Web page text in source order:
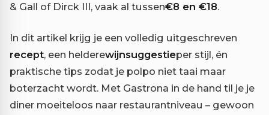
& Gall of Dirck III, vaak al tussen€8 en €18.
In dit artikel krijg je een volledig uitgeschreven
recept, een helderewijnsuggestieper stijl, én
praktische tips zodat je polpo niet taai maar
boterzacht wordt. Met Gastrona in de hand til je je
diner moeiteloos naar restaurantniveau – gewoon